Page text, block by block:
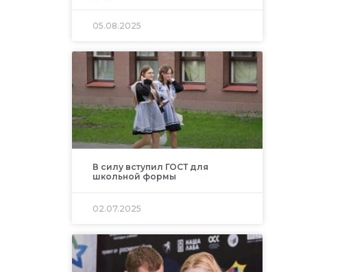
05.08.2025
В силу вступил ГОСТ для
школьной формы
02.07.2025